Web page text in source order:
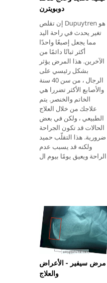
دوبويترن
إن تقلص Dupuytren هو
تغير يحدث في راحة اليد
مما يجعل إصبعًا واحدًا
أكثر ثباتًا دائمًا من
الآخرين. هذا المرض يؤثر
بشكل رئيسي على
الرجال ، من سن 40 سنة
والأصابع الأكثر تضررا هي
الخاتم والخنصر. يتم
علاجك من خلال العلاج
الطبيعي ، ولكن في بعض
الحالات قد تكون الجراحة
ضرورية. هذا التقلّب حميد
ولكنه قد يسبب عدم
الراحة ويعيق يومًا بيوم ال
مرض سيفير - الأعراض
والعلاج